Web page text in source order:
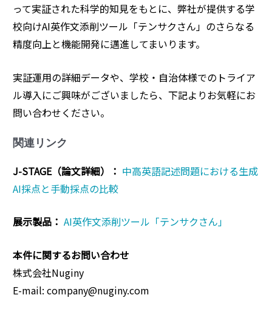
って実証された科学的知見をもとに、弊社が提供する学
校向けAI英作文添削ツール「テンサクさん」のさらなる
精度向上と機能開発に邁進してまいります。
実証運用の詳細データや、学校・自治体様でのトライア
ル導入にご興味がございましたら、下記よりお気軽にお
問い合わせください。
関連リンク
J-STAGE（論文詳細）： 中高英語記述問題における生成
AI採点と手動採点の比較
展示製品： AI英作文添削ツール「テンサクさん」
本件に関するお問い合わせ
株式会社Nuginy
E-mail: company@nuginy.com